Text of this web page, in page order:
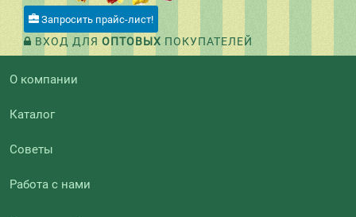
Запросить прайс-лист!
ВХОД ДЛЯ ОПТОВЫХ ПОКУПАТЕЛЕЙ
О компании
Каталог
Советы
Работа с нами